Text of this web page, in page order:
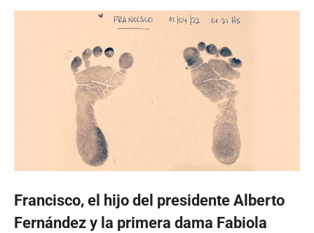
Francisco, el hijo del presidente Alberto
Fernández y la primera dama Fabiola